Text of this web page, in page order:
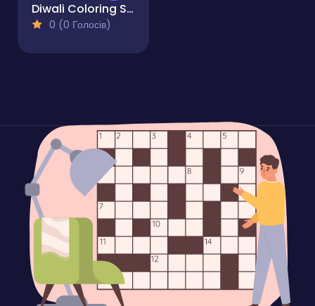
Diwali Coloring Sheets For Kids
0 (0 Голосів)